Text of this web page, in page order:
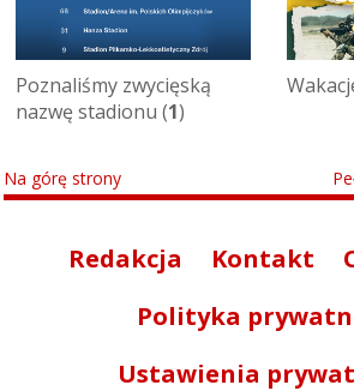
Poznaliśmy zwycięską
nazwę stadionu (1)
Na górę strony
Redakcja Kontakt
Polityka
Ustawienia